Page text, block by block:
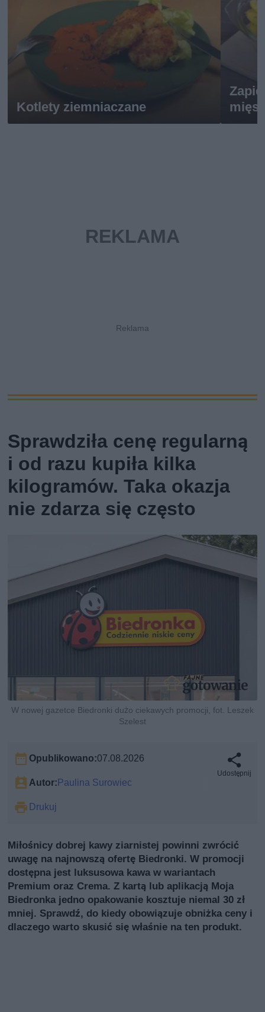
Kotlety ziemniaczane
Sprawdziła cenę regularną
i od razu kupiła kilka
kilogramów. Taka okazja
nie zdarza się często
W nowej gazetce Biedronki dużo ciekawych promocji, fot. Leszek
Szelest
Opublikowano:07.08.2026
Autor: Paulina Surowiec
Drukuj
Udostępnij
Miłośnicy dobrej kawy ziarnistej powinni zwrócić
uwagę na najnowszą ofertę Biedronki. W promocji
dostępna jest luksusowa kawa w wariantach
Premium oraz Crema. Z kartą lub aplikacją Moja
Biedronka jedno opakowanie kosztuje niemal 30 zł
mniej. Sprawdź, do kiedy obowiązuje obniżka ceny i
dlaczego warto skusić się właśnie na ten produkt.